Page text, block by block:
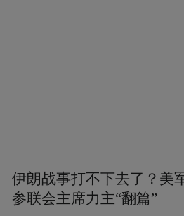
伊朗战事打不下去了？美
参联会主席力主“翻篇”